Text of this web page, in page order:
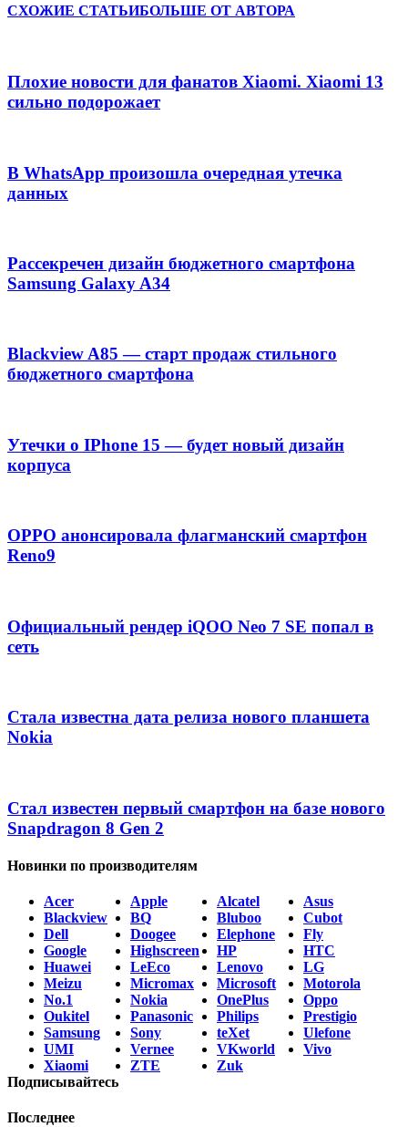
СХОЖИЕ СТАТЬИБОЛЬШЕ ОТ АВТОРА
Плохие новости для фанатов Xiaomi. Xiaomi 13
сильно подорожает
В WhatsApp произошла очередная утечка
данных
Рассекречен дизайн бюджетного смартфона
Samsung Galaxy A34
Blackview A85 — старт продаж стильного
бюджетного смартфона
Утечки о IPhone 15 — будет новый дизайн
корпуса
OPPO анонсировала флагманский смартфон
Reno9
Официальный рендер iQOO Neo 7 SE попал в
сеть
Стала известна дата релиза нового планшета
Nokia
Стал известен первый смартфон на базе нового
Snapdragon 8 Gen 2
Новинки по производителям
Acer Apple Alcatel
Asus
Blackview
BQ Bluboo
Cubot
Dell
Doogee Elephone
Fly
Google
Highscreen HP
HTC
Huawei
LeEco Lenovo
LG
Meizu
Micromax Microsoft
Motorola
No.1
Nokia OnePlus
Oppo
Oukitel
Panasonic Philips
Prestigio
Samsung
Sony teXet
Ulefone
UMI
Vernee VKworld
Vivo
Xiaomi
ZTE
Zuk
Подписывайтесь
Последнее